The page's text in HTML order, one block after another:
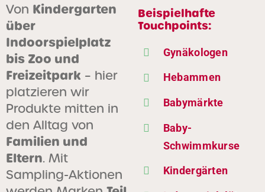
Von Kindergarten
über
Indoorspielplatz
bis Zoo und
Freizeitpark – hier
platzieren wir
Produkte mitten in
den Alltag von
Familien und
Eltern. Mit
Sampling-Aktionen
Beispielhafte
Touchpoints:
Gynäkologen
Hebammen
Babymärkte
Baby-
Schwimmkurse
Kindergärten